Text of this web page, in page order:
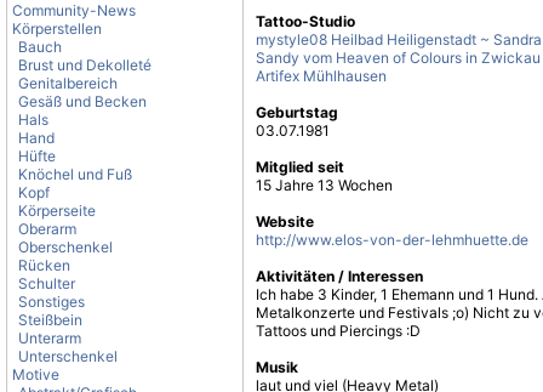
Community-News
Körperstellen
Bauch
Brust und Dekolleté
Genitalbereich
Gesäß und Becken
Hals
Hand
Hüfte
Knöchel und Fuß
Kopf
Körperseite
Oberarm
Oberschenkel
Rücken
Schulter
Sonstiges
Steißbein
Unterarm
Unterschenkel
Motive
Tattoo-Studio
mystyle08 Heilbad Heiligenstadt ~
Sandy vom Heaven of Colours in
Artifex Mühlhausen
Geburtstag
03.07.1981
Mitglied seit
15 Jahre 13 Wochen
Website
http://www.elos-von-der-lehmhuette.de
Aktivitäten / Interessen
Ich habe 3 Kinder, 1 Ehemann und 1
Metalkonzerte und Festivals ;o) Nicht zu
Tattoos und Piercings :D
Musik
laut und viel (Heavy Metal)